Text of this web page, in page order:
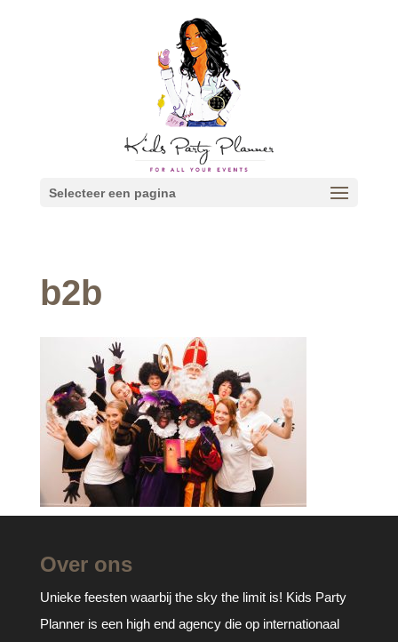
Selecteer een pagina
b2b
Over ons
Unieke feesten waarbij the sky the limit is! Kids Party
Planner is een high end agency die op internationaal